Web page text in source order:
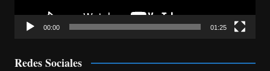
00:00 01:25
Redes Sociales